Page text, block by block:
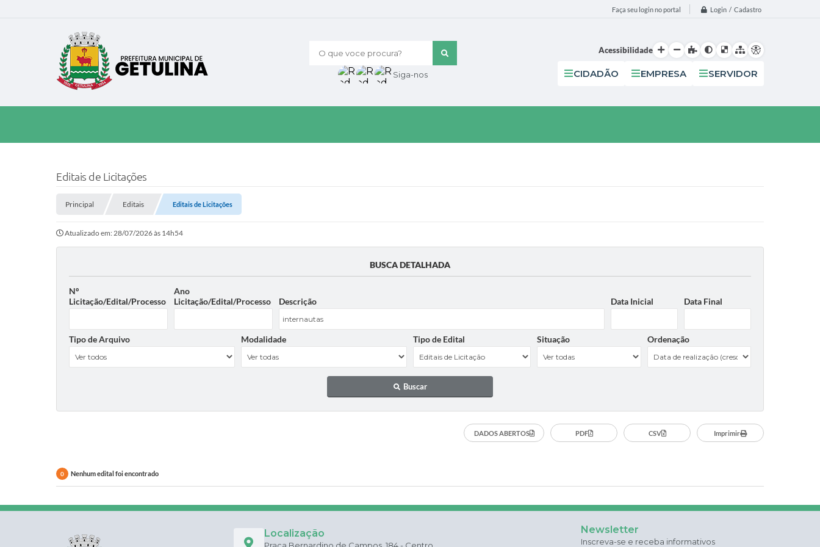
Faça seu login no portal Login / Cadastro
O que voce procura?
Siga-nos
Acessibilidade
CIDADÃO EMPRESA SERVIDOR
Editais de Licitações
Principal Editais Editais de Licitações
Atualizado em: 28/07/2026 às 14h54
BUSCA DETALHADA
Nº
Licitação/Edital/Processo
Ano
Licitação/Edital/Processo
Descrição Data Inicial Data Final
Tipo de Arquivo Modalidade Tipo de Edital Situação Ordenação
Buscar
DADOS ABERTOS PDF CSV Imprimir
0 Nenhum edital foi encontrado
Localização Newsletter
Inscreva-se e receba informativos